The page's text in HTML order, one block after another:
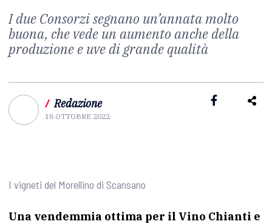
I due Consorzi segnano un’annata molto
buona, che vede un aumento anche della
produzione e uve di grande qualità
/ Redazione
18 OTTOBRE 2022
I vigneti del Morellino di Scansano
Una vendemmia ottima per il Vino Chianti e